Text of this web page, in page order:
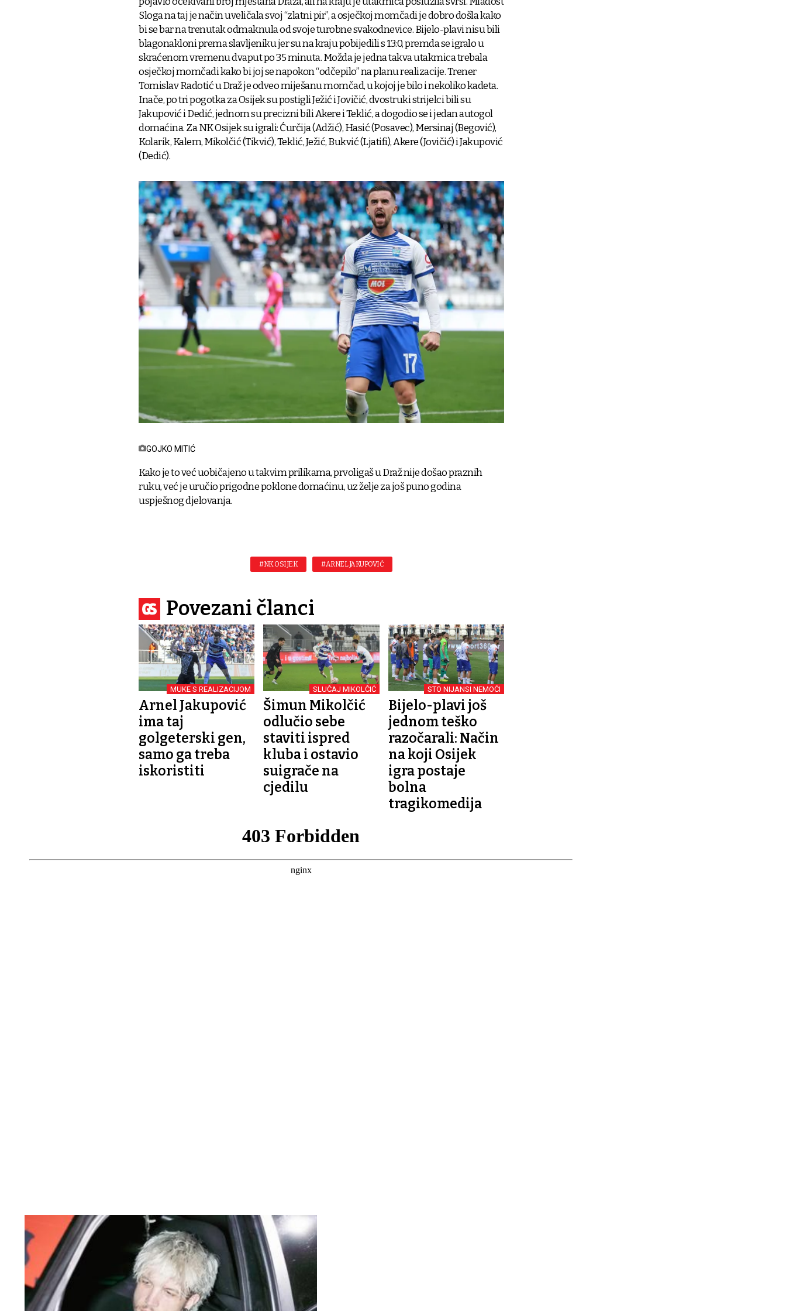
Sloga na taj je način uveličala svoj “zlatni pir”, a osječkoj momčadi je dobro došla kako
bi se bar na trenutak odmaknula od svoje turobne svakodnevice. Bijelo-plavi nisu bili
blagonakloni prema slavljeniku jer su na kraju pobijedili s 13:0, premda se igralo u
skraćenom vremenu dvaput po 35 minuta. Možda je jedna takva utakmica trebala
osječkoj momčadi kako bi joj se napokon “odčepilo” na planu realizacije. Trener
Tomislav Radotić u Draž je odveo miješanu momčad, u kojoj je bilo i nekoliko kadeta.
Inače, po tri pogotka za Osijek su postigli Ježić i Jovičić, dvostruki strijelci bili su
Jakupović i Dedić, jednom su precizni bili Akere i Teklić, a dogodio se i jedan autogol
domaćina. Za NK Osijek su igrali: Ćurčija (Adžić), Hasić (Posavec), Mersinaj (Begović),
Kolarik, Kalem, Mikolčić (Tikvić), Teklić, Ježić, Bukvić (Ljatifi), Akere (Jovičić) i Jakupović
(Dedić).
GOJKO MITIĆ
Kako je to već uobičajeno u takvim prilikama, prvoligaš u Draž nije došao praznih
ruku, već je uručio prigodne poklone domaćinu, uz želje za još puno godina
uspješnog djelovanja.
#NK OSIJEK #ARNEL JAKUPOVIĆ
Povezani članci
MUKE S REALIZACIJOM
Arnel Jakupović
ima taj
golgeterski gen,
samo ga treba
iskoristiti
SLUČAJ MIKOLČIĆ
Šimun Mikolčić
odlučio sebe
staviti ispred
kluba i ostavio
suigrače na
cjedilu
STO NIJANSI NEMOĆI
Bijelo-plavi još
jednom teško
razočarali: Način
na koji Osijek
igra postaje
bolna
tragikomedija